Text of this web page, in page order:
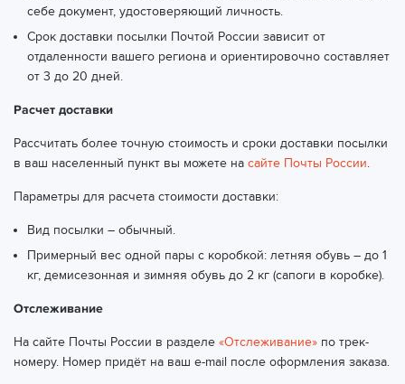
себе документ, удостоверяющий личность.
Срок доставки посылки Почтой России зависит от
отдаленности вашего региона и ориентировочно составляет
от 3 до 20 дней.
Расчет доставки
Рассчитать более точную стоимость и сроки доставки посылки
в ваш населенный пункт вы можете на сайте Почты России.
Параметры для расчета стоимости доставки:
Вид посылки – обычный.
Примерный вес одной пары с коробкой: летняя обувь – до 1
кг, демисезонная и зимняя обувь до 2 кг (сапоги в коробке).
Отслеживание
На сайте Почты России в разделе «Отслеживание» по трек-
номеру. Номер придёт на ваш e-mail после оформления заказа.